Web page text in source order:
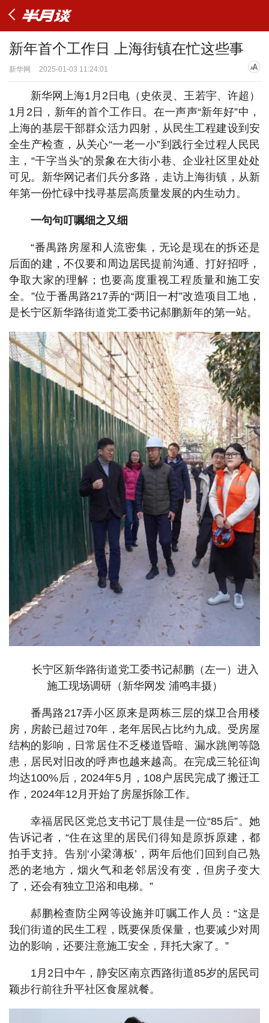
新年首个工作日 上海街镇在忙这些事
新华网 2025-01-03 11:24:01
新华网上海1月2日电（史依灵、王若宇、许超）
1月2日，新年的首个工作日。在一声声“新年好”中，
上海的基层干部群众活力四射，从民生工程建设到安
全生产检查，从关心“一老一小”到践行全过程人民民
主，“干字当头”的景象在大街小巷、企业社区里处处
可见。新华网记者们兵分多路，走访上海街镇，从新
年第一份忙碌中找寻基层高质量发展的内生动力。
一句句叮嘱细之又细
“番禺路房屋和人流密集，无论是现在的拆还是
后面的建，不仅要和周边居民提前沟通、打好招呼，
争取大家的理解；也要高度重视工程质量和施工安
全。”位于番禺路217弄的“两旧一村”改造项目工地，
是长宁区新华路街道党工委书记郝鹏新年的第一站。
长宁区新华路街道党工委书记郝鹏（左一）进入
施工现场调研（新华网发 浦鸣丰摄）
番禺路217弄小区原来是两栋三层的煤卫合用楼
房，房龄已超过70年，老年居民占比约九成。受房屋
结构的影响，日常居住不乏楼道昏暗、漏水跳闸等隐
患，居民对旧改的呼声也越来越高。在完成三轮征询
均达100%后，2024年5月，108户居民完成了搬迁工
作，2024年12月开始了房屋拆除工作。
幸福居民区党总支书记丁晨佳是一位“85后”。她
告诉记者，“住在这里的居民们得知是原拆原建，都
拍手支持。告别‘小梁薄板’，两年后他们回到自己熟
悉的老地方，烟火气和老邻居没有变，但房子变大
了，还会有独立卫浴和电梯。”
郝鹏检查防尘网等设施并叮嘱工作人员：“这是
我们街道的民生工程，既要保质保量，也要减少对周
边的影响，还要注意施工安全，拜托大家了。”
1月2日中午，静安区南京西路街道85岁的居民司
颖步行前往升平社区食屋就餐。